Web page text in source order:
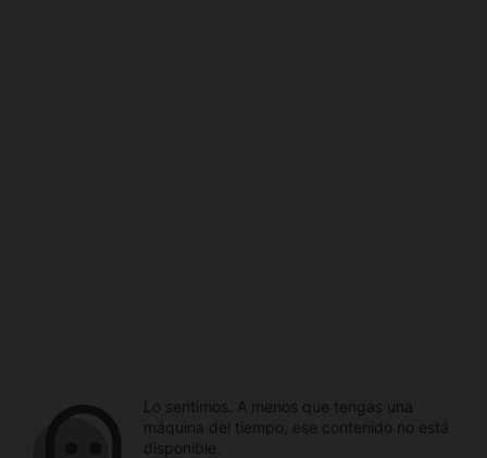
Lo sentimos. A menos que tengas una
máquina del tiempo, ese contenido no está
disponible.